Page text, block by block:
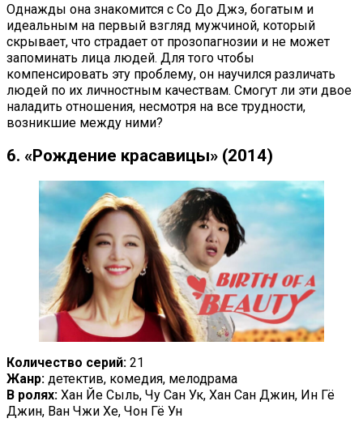
Однажды она знакомится с Со До Джэ, богатым и
идеальным на первый взгляд мужчиной, который
скрывает, что страдает от прозопагнозии и не может
запоминать лица людей. Для того чтобы
компенсировать эту проблему, он научился различать
людей по их личностным качествам. Смогут ли эти двое
наладить отношения, несмотря на все трудности,
возникшие между ними?
6. «Рождение красавицы» (2014)
Количество серий: 21
Жанр: детектив, комедия, мелодрама
В ролях: Хан Йе Сыль, Чу Сан Ук, Хан Сан Джин, Ин Гё
Джин, Ван Чжи Хе, Чон Гё Ун